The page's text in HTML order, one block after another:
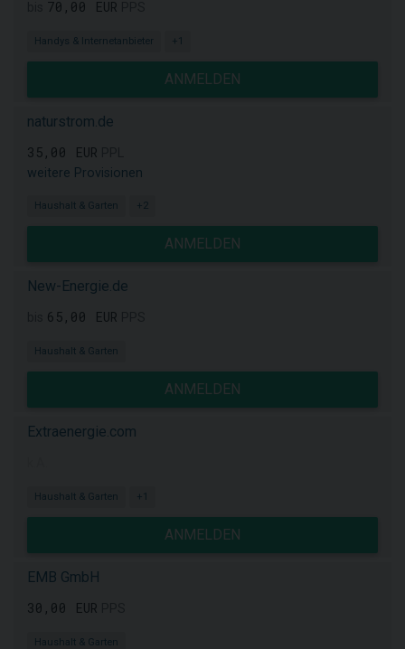
70,00 EUR
Handys & Internetanbieter +1
ANMELDEN
naturstrom.de
35,00 EUR
weitere Provisionen
Haushalt & Garten +2
ANMELDEN
New-Energie.de
65,00 EUR
Haushalt & Garten
ANMELDEN
Extraenergie.com
Haushalt & Garten +1
ANMELDEN
EMB GmbH
30,00 EUR
Haushalt & Garten